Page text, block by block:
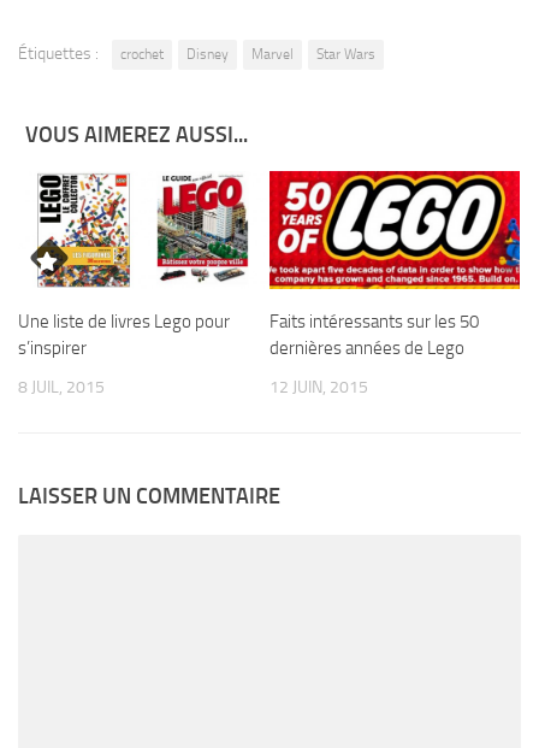
Étiquettes : crochet Disney Marvel Star Wars
VOUS AIMEREZ AUSSI...
Une liste de livres Lego pour
s’inspirer
8 JUIL, 2015
Faits intéressants sur les 50
dernières années de Lego
12 JUIN, 2015
LAISSER UN COMMENTAIRE